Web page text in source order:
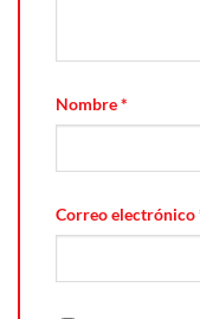
Nombre*
Correo electrónico